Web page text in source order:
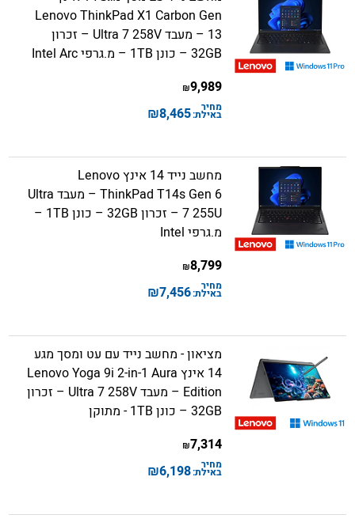
Lenovo ThinkPad X1 Carbon Gen
13 – מעבד Ultra 7 258V – זכרון
32GB – כונן 1TB – מ.גרפי Intel Arc
9,989
₪
מחיר
באילת:8,465
₪
מחשב נייד 14 אינץ Lenovo
ThinkPad T14s Gen 6 – מעבד Ultra
7 255U – זכרון 32GB – כונן 1TB –
מ.גרפי Intel
8,799
₪
מחיר
באילת:7,456
₪
מציאון - מחשב נייד עם עט ומסך מגע
14 אינץ Lenovo Yoga 9i 2-in-1 Aura
Edition – מעבד Ultra 7 258V – זכרון
32GB – כונן 1TB - מתוקן
7,314
₪
מחיר
באילת:6,198
₪